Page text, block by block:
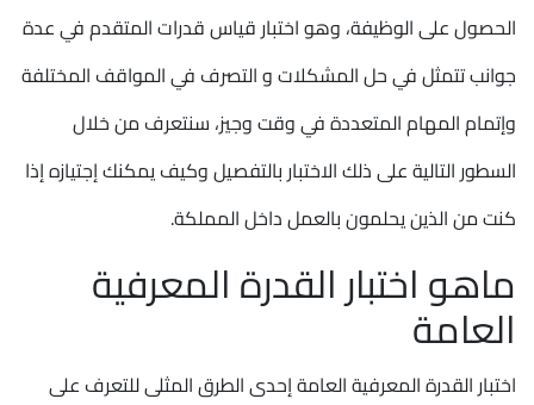
الحصول على الوظيفة، وهو اختبار قياس قدرات المتقدم في عدة
جوانب تتمثل في حل المشكلات و التصرف في المواقف المختلفة
وإتمام المهام المتعددة في وقت وجيز، سنتعرف من خلال
السطور التالية على ذلك الاختبار بالتفصيل وكيف يمكنك إجتيازه إذا
كنت من الذين يحلمون بالعمل داخل المملكة.
ماهو اختبار القدرة المعرفية
العامة
اختبار القدرة المعرفية العامة إحدى الطرق المثلى للتعرف على